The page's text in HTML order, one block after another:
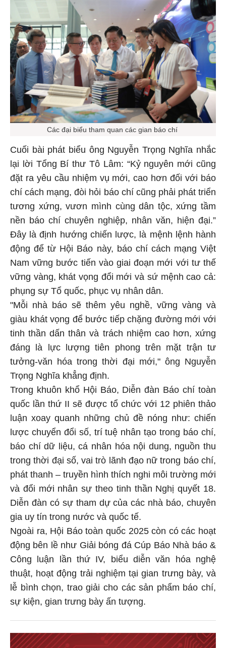
Các đại biểu tham quan các gian báo chí
Cuối bài phát biểu ông Nguyễn Trọng Nghĩa nhắc
lại lời Tổng Bí thư Tô Lâm: “Kỷ nguyên mới cũng
đặt ra yêu cầu nhiệm vụ mới, cao hơn đối với báo
chí cách mạng, đòi hỏi báo chí cũng phải phát triển
tương xứng, vươn mình cùng dân tộc, xứng tầm
nền báo chí chuyên nghiệp, nhân văn, hiện đại.”
Đây là định hướng chiến lược, là mệnh lệnh hành
động để từ Hội Báo này, báo chí cách mạng Việt
Nam vững bước tiến vào giai đoạn mới với tư thế
vững vàng, khát vọng đổi mới và sứ mệnh cao cả:
phụng sự Tổ quốc, phục vụ nhân dân.
"Mỗi nhà báo sẽ thêm yêu nghề, vững vàng và
giàu khát vọng để bước tiếp chặng đường mới với
tinh thần dấn thân và trách nhiệm cao hơn, xứng
đáng là lực lượng tiên phong trên mặt trận tư
tưởng-văn hóa trong thời đại mới," ông Nguyễn
Trọng Nghĩa khẳng định.
Trong khuôn khổ Hội Báo, Diễn đàn Báo chí toàn
quốc lần thứ II sẽ được tổ chức với 12 phiên thảo
luận xoay quanh những chủ đề nóng như: chiến
lược chuyển đổi số, trí tuệ nhân tạo trong báo chí,
báo chí dữ liệu, cá nhân hóa nội dung, nguồn thu
trong thời đại số, vai trò lãnh đạo nữ trong báo chí,
phát thanh – truyền hình thích nghi môi trường mới
và đổi mới nhân sự theo tinh thần Nghị quyết 18.
Diễn đàn có sự tham dự của các nhà báo, chuyên
gia uy tín trong nước và quốc tế.
Ngoài ra, Hội Báo toàn quốc 2025 còn có các hoạt
động bên lề như Giải bóng đá Cúp Báo Nhà báo &
Công luận lần thứ IV, biểu diễn văn hóa nghệ
thuật, hoạt động trải nghiệm tại gian trưng bày, và
lễ bình chọn, trao giải cho các sản phẩm báo chí,
sự kiện, gian trưng bày ấn tượng.